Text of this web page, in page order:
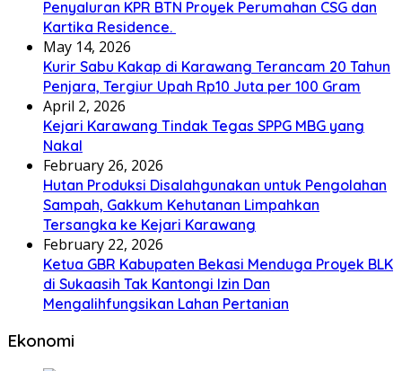
Penyaluran KPR BTN Proyek Perumahan CSG dan
Kartika Residence.
May 14, 2026
Kurir Sabu Kakap di Karawang Terancam 20 Tahun
Penjara, Tergiur Upah Rp10 Juta per 100 Gram
April 2, 2026
Kejari Karawang Tindak Tegas SPPG MBG yang
Nakal
February 26, 2026
Hutan Produksi Disalahgunakan untuk Pengolahan
Sampah, Gakkum Kehutanan Limpahkan
Tersangka ke Kejari Karawang
February 22, 2026
Ketua GBR Kabupaten Bekasi Menduga Proyek BLK
di Sukaasih Tak Kantongi Izin Dan
Mengalihfungsikan Lahan Pertanian
Ekonomi